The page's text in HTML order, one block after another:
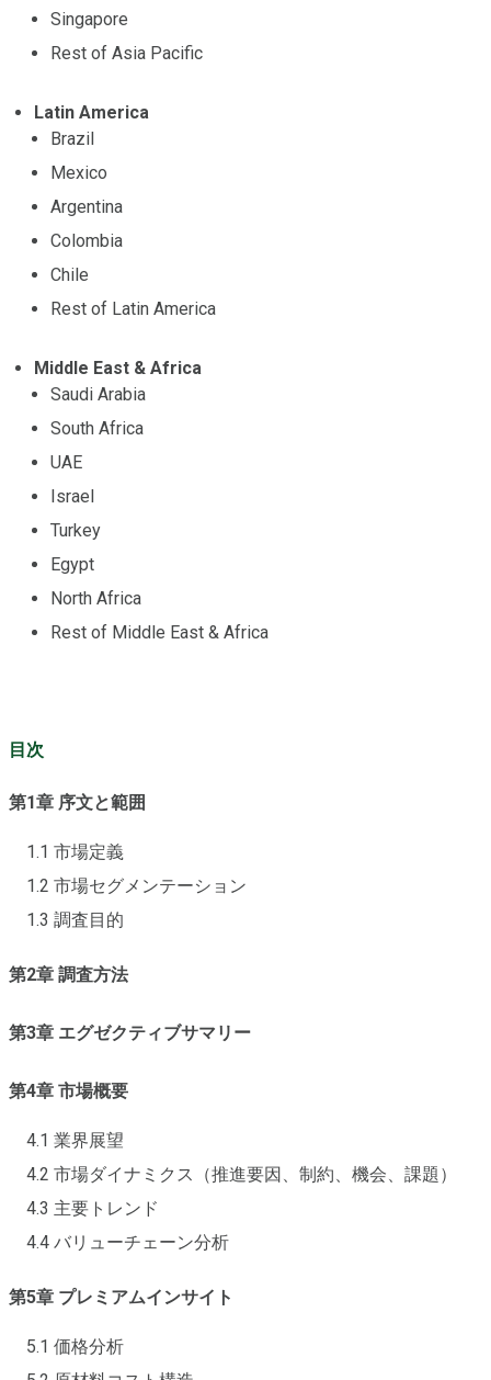
Singapore
Rest of Asia Pacific
Latin America
Brazil
Mexico
Argentina
Colombia
Chile
Rest of Latin America
Middle East & Africa
Saudi Arabia
South Africa
UAE
Israel
Turkey
Egypt
North Africa
Rest of Middle East & Africa
目次
第1章 序文と範囲
1.1 市場定義
1.2 市場セグメンテーション
1.3 調査目的
第2章 調査方法
第3章 エグゼクティブサマリー
第4章 市場概要
4.1 業界展望
4.2 市場ダイナミクス（推進要因、制約、機会、課題）
4.3 主要トレンド
4.4 バリューチェーン分析
第5章 プレミアムインサイト
5.1 価格分析